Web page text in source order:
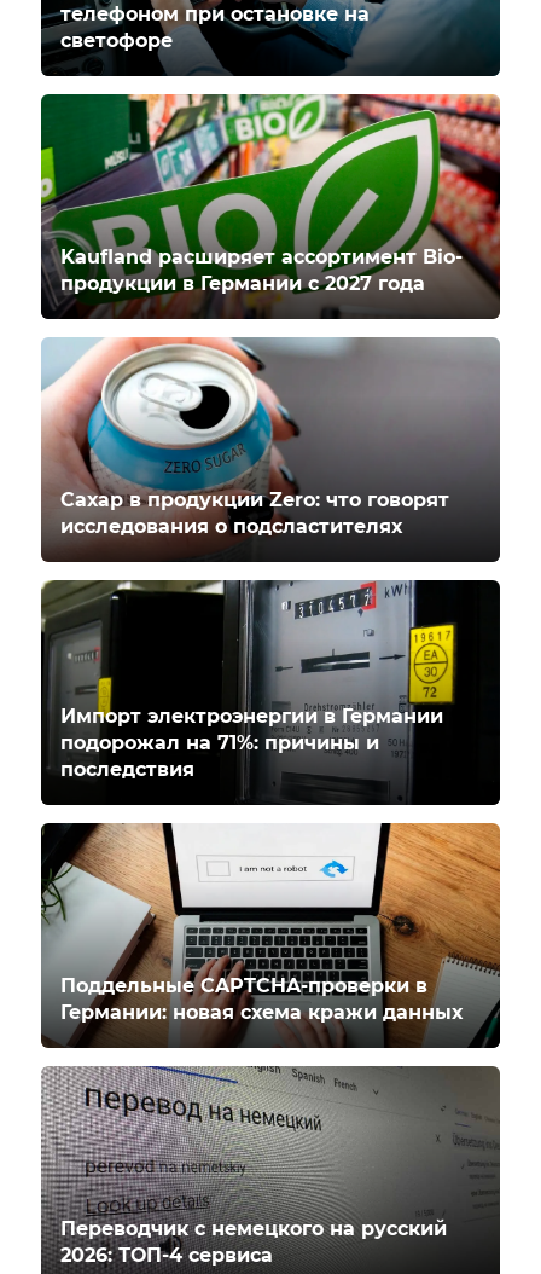
телефоном при остановке на
светофоре
Kaufland расширяет ассортимент Bio-
продукции в Германии с 2027 года
Сахар в продукции Zero: что говорят
исследования о подсластителях
Импорт электроэнергии в Германии
подорожал на 71%: причины и
последствия
Поддельные CAPTCHA-проверки в
Германии: новая схема кражи данных
Переводчик с немецкого на русский
2026: ТОП-4 сервиса